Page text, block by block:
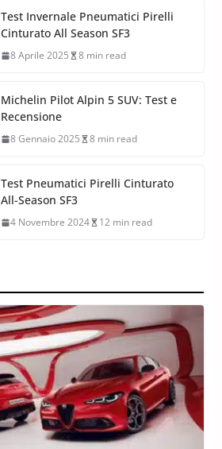
Test Invernale Pneumatici Pirelli
Cinturato All Season SF3
8 Aprile 2025 8 min read
Michelin Pilot Alpin 5 SUV: Test e
Recensione
8 Gennaio 2025 8 min read
Test Pneumatici Pirelli Cinturato
All-Season SF3
4 Novembre 2024 12 min read